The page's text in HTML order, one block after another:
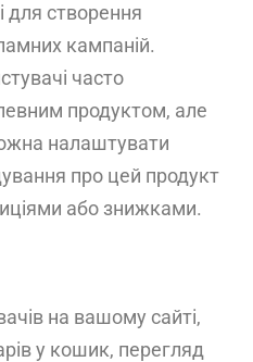
для створення
кампаній.
часто
продуктом, але
налаштувати
про цей продукт
або знижками.
на вашому сайті,
у кошик, перегляд